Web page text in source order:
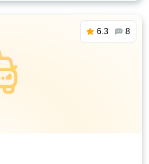
6.3 8